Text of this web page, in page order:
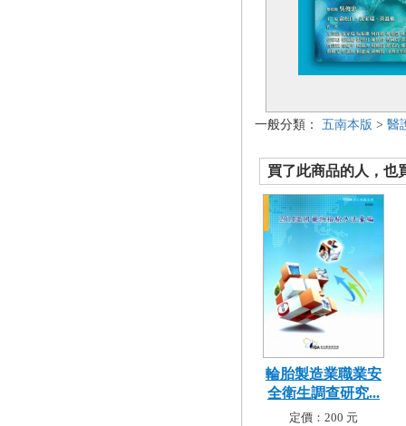
一般分類： 五南本版 > 醫
買了此商品的人，也
輪胎製造業職業安
全衛生調查研究...
定價：200 元